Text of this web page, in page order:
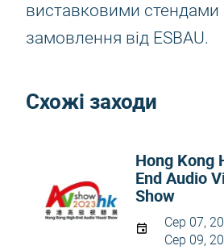
виставковими стендами
замовлення від ESBAU.
Схожі заходи
Hong Kong
End Audio
Show
Сер 07,
Сер 09,